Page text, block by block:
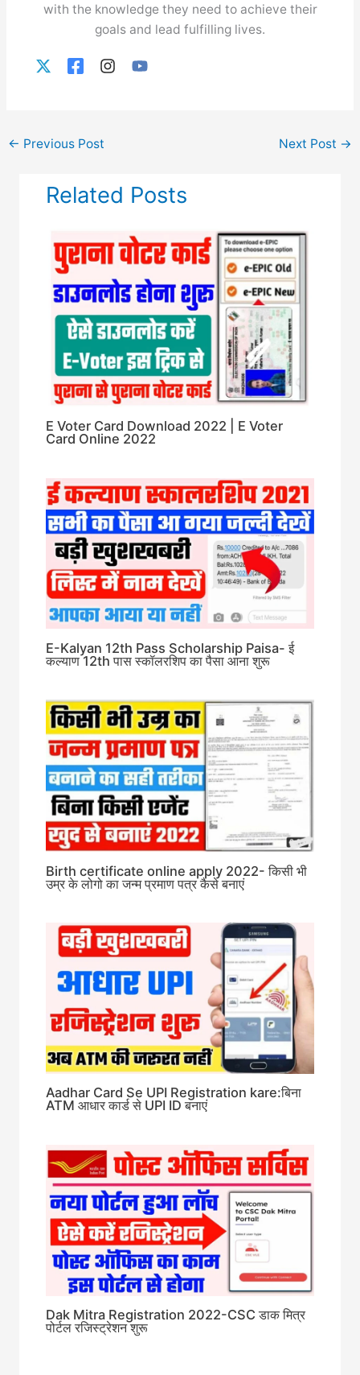
with the knowledge they need to achieve their
goals and lead fulfilling lives.
← Previous Post Next Post →
Related Posts
E Voter Card Download 2022 | E Voter
Card Online 2022
E-Kalyan 12th Pass Scholarship Paisa- ई
कल्याण 12th पास स्कॉलरशिप का पैसा आना शुरू
Birth certificate online apply 2022- किसी भी
उम्र के लोगो का जन्म प्रमाण पत्र कैसे बनाएं
Aadhar Card Se UPI Registration kare:बिना
ATM आधार कार्ड से UPI ID बनाएं
Dak Mitra Registration 2022-CSC डाक मित्र
पोर्टल रजिस्ट्रेशन शुरू